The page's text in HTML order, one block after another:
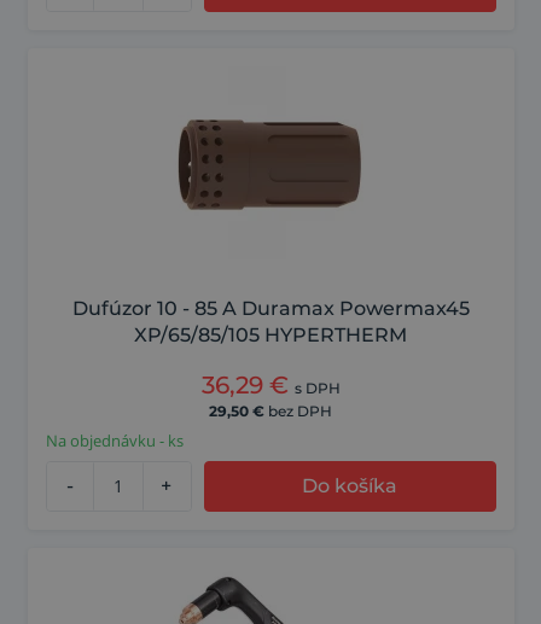
Dufúzor 10 - 85 A Duramax Powermax45
XP/65/85/105 HYPERTHERM
36,29 € s DPH
29,50 € bez DPH
Na objednávku - ks
- + Do košíka